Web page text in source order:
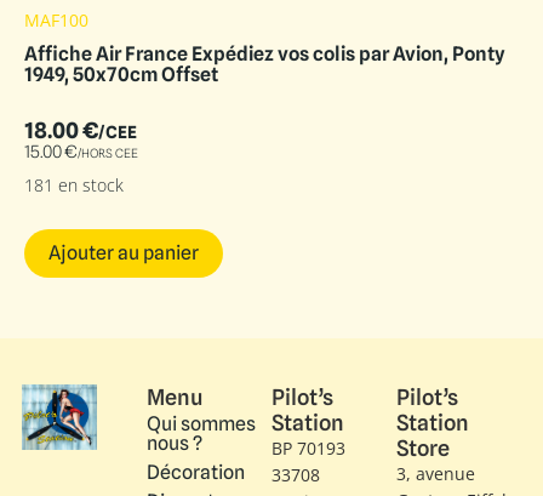
MAF100
Affiche Air France Expédiez vos colis par Avion, Ponty
1949, 50x70cm Offset
18.00€/CEE
15.00€/HORS CEE
181 en stock
Ajouter au panier
Menu
Qui sommes
nous ?
Décoration
Pilot’s
Station
BP 70193
33708
Pilot’s
Station
Store
3, avenue